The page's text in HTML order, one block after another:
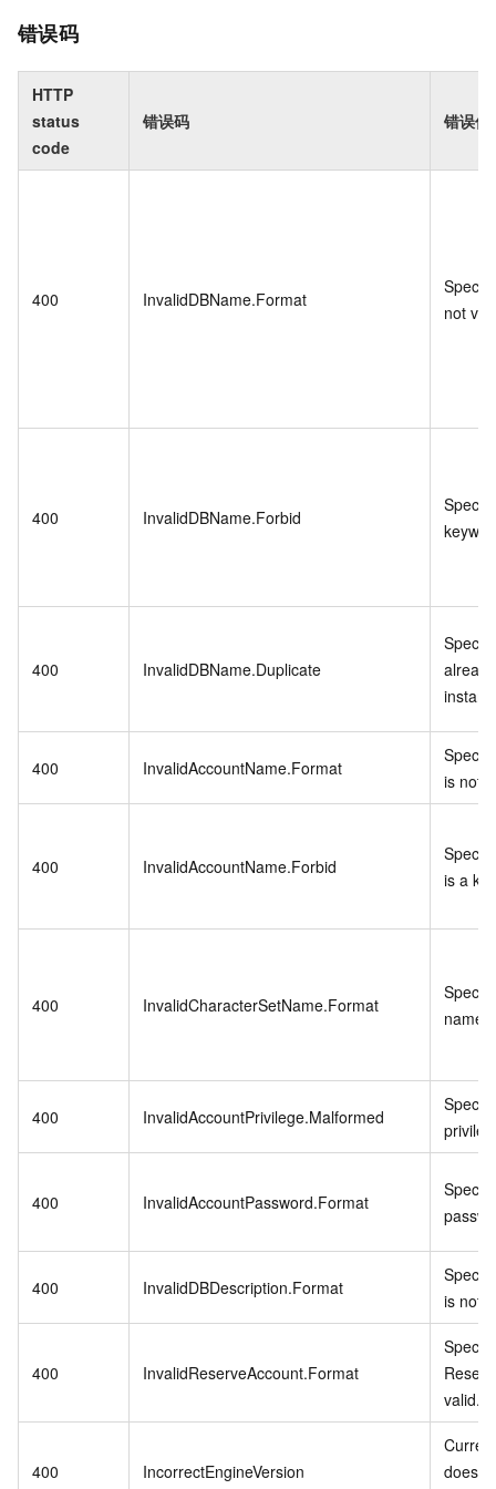
错误码
HTTP
status
code
错误码 错误信
400 InvalidDBName.Format
not
400 InvalidDBName.Forbid
400 InvalidDBName.Duplicate
400 InvalidAccountName.Format
is not
400 InvalidAccountName.Forbid
is a
400 InvalidCharacterSetName.Format
name
400 InvalidAccountPrivilege.Malformed
400 InvalidAccountPassword.Format
400 InvalidDBDescription.Format
is not
400 InvalidReserveAccount.Format
valid.
400 IncorrectEngineVersion
does